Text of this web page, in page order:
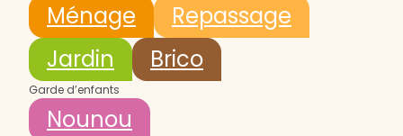
Ménage
Repassage
Jardin
Brico
Garde d’enfants
Nounou